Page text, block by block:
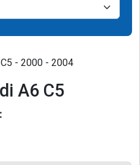
C5 - 2000 - 2004
A6 C5